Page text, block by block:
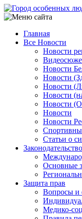
Перейти
к
содержанию
Main
navigation
Главная
Все Новости
Новости
Новости
Новости
Новости
Новости
Новости
Новости
Новости
Статьи о
Законодательство
Основные
Защита прав
Вопросы и
Медико-